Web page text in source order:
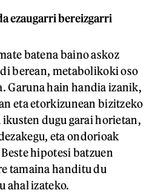
ezaugarri bereizgarri
batena baino askoz
berean, metabolikoki oso
Garuna hain handia izanik,
eta etorkizunean bizitzeko
ikusten dugu garai horietan,
eta ondorioak
hipotesi batzuen
tamaina handitu du
ahal izateko.